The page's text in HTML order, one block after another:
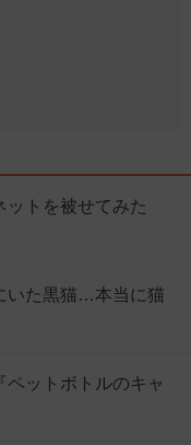
トを被せてみた
いた黒猫…本当に猫
ットボトルのキャ